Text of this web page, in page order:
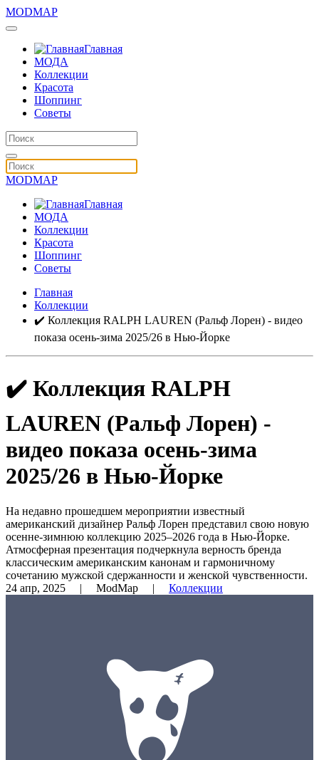
MODMAP
Главная
МОДА
Коллекции
Красота
Шоппинг
Советы
MODMAP
Главная
МОДА
Коллекции
Красота
Шоппинг
Советы
Главная
Коллекции
✔️ Коллекция RALPH LAUREN (Ральф Лорен) - видео
показа осень-зима 2025/26 в Нью-Йорке
✔️ Коллекция RALPH
LAUREN (Ральф Лорен) -
видео показа осень-зима
2025/26 в Нью-Йорке
На недавно прошедшем мероприятии известный
американский дизайнер Ральф Лорен представил свою новую
осенне-зимнюю коллекцию 2025–2026 года в Нью-Йорке.
Атмосферная презентация подчеркнула верность бренда
классическим американским канонам и гармоничному
сочетанию мужской сдержанности и женской чувственности.
24 апр, 2025 | ModMap | Коллекции